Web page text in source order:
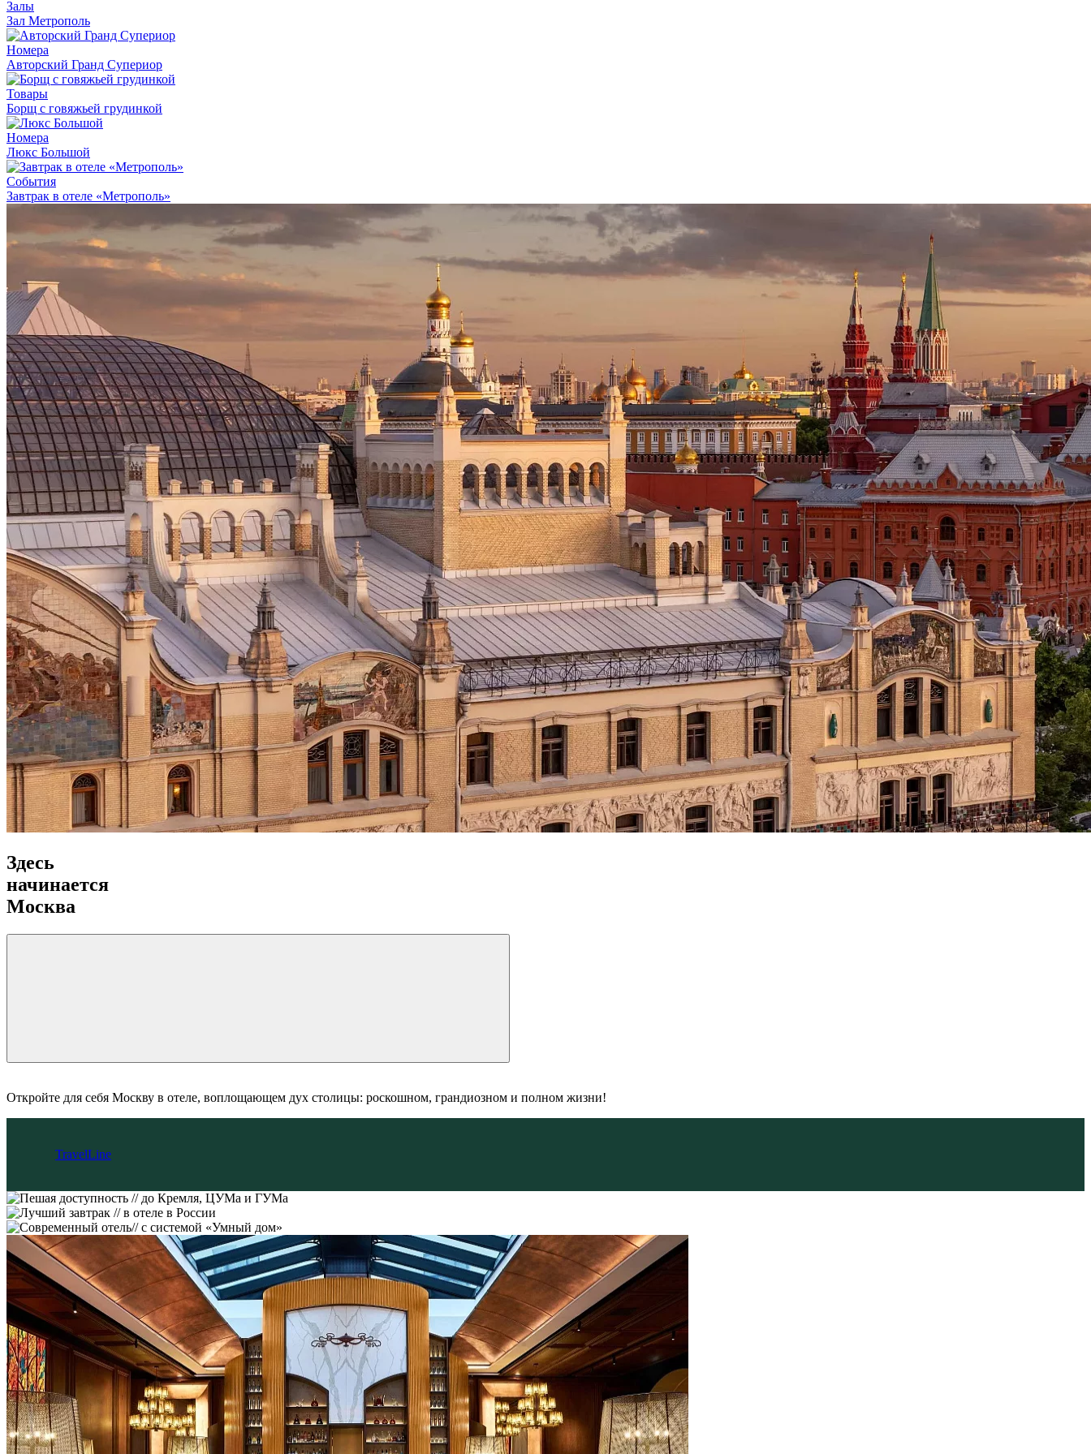
Залы
Зал Метрополь
Номера
Авторский Гранд Супериор
Товары
Борщ с говяжьей грудинкой
Номера
Люкс Большой
События
Завтрак в отеле «Метрополь»
Здесь
начинается
Москва
Откройте для себя Москву в отеле, воплощающем дух столицы: роскошном, грандиозном и полном жизни!
TravelLine